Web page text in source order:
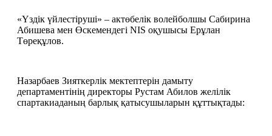
«Үздік үйлестіруші» – актөбелік волейболшы Сабирина
Абишева мен Өскемендегі NIS оқушысы Ерұлан
Төреқұлов.
Назарбаев Зияткерлік мектептерін дамыту
департаментінің директоры Рустам Абилов желілік
спартакиаданың барлық қатысушыларын құттықтады: